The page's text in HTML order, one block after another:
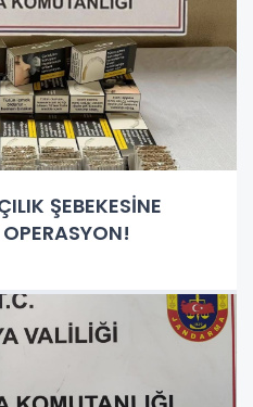
ŞEBEKESİNE